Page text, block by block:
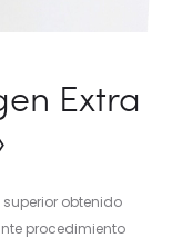
Extra
obtenido
procedimiento